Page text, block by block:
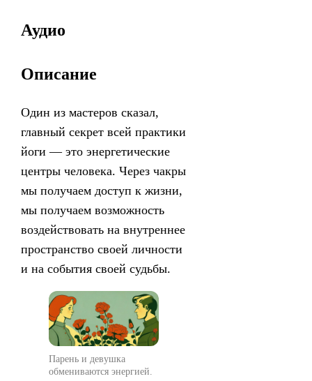
Аудио
Описание
Один из мастеров сказал,
главный секрет всей практики
йоги — это энергетические
центры человека. Через чакры
мы получаем доступ к жизни,
мы получаем возможность
воздействовать на внутреннее
пространство своей личности
и на события своей судьбы.
Парень и девушка
обмениваются энергией.